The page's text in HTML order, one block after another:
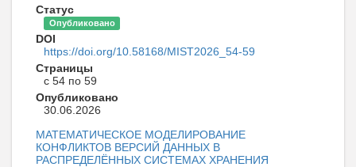
Статус
Опубликовано
DOI
https://doi.org/10.58168/MIST2026_54-59
Страницы
с 54 по 59
Опубликовано
30.06.2026
МАТЕМАТИЧЕСКОЕ МОДЕЛИРОВАНИЕ
КОНФЛИКТОВ ВЕРСИЙ ДАННЫХ В
РАСПРЕДЕЛЁННЫХ СИСТЕМАХ ХРАНЕНИЯ